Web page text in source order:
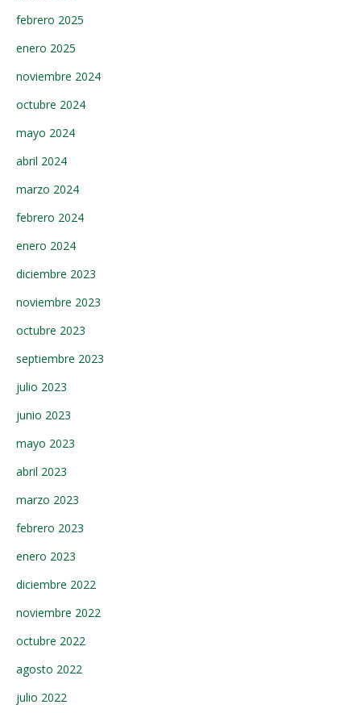
febrero 2025
enero 2025
noviembre 2024
octubre 2024
mayo 2024
abril 2024
marzo 2024
febrero 2024
enero 2024
diciembre 2023
noviembre 2023
octubre 2023
septiembre 2023
julio 2023
junio 2023
mayo 2023
abril 2023
marzo 2023
febrero 2023
enero 2023
diciembre 2022
noviembre 2022
octubre 2022
agosto 2022
julio 2022